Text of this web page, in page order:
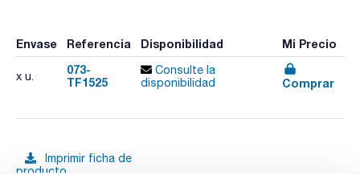
Envase Referencia Disponibilidad Mi Precio
x u.
073-
TF1525
Consulte la
disponibilidad
Comprar
Imprimir ficha de
producto